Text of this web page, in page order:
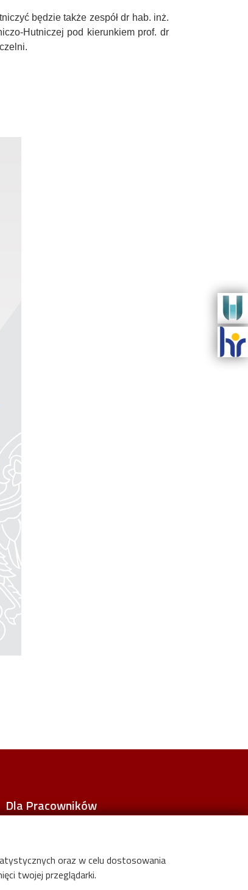
będzie także zespół dr hab. inż.
Hutniczej pod kierunkiem prof. dr
Dla Pracowników
Kalendarz akademickioraz w celu dostosowania
twojej przeglądarki.